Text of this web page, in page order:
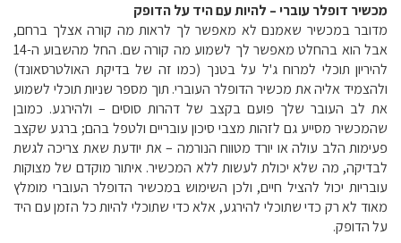
מכשיר דופלר עוברי – להיות עם היד על הדופק
מדובר במכשיר שאמנם לא מאפשר לך לראות מה קורה אצלך ברחם,
אבל הוא בהחלט מאפשר לך לשמוע מה קורה שם. החל מהשבוע ה-14
להיריון תוכלי למרוח ג'ל על בטנך (כמו זה של בדיקת האולטרסאונד)
ולהצמיד אליה את מכשיר הדופלר העוברי. תוך מספר שניות תוכלי לשמוע
את לב העובר שלך פועם בקצב של דהרות סוסים – ולהירגע. כמובן
שהמכשיר מסייע גם לזהות מצבי סיכון עובריים ולטפל בהם; ברגע שקצב
פעימות הלב עולה או יורד מטווח הנורמה – את יודעת שאת צריכה לגשת
לבדיקה, מה שלא יכולת לעשות ללא המכשיר. איתור מוקדם של מצוקות
עובריות יכול להציל חיים, ולכן השימוש במכשיר הדופלר העוברי מומלץ
מאוד לא רק כדי שתוכלי להירגע, אלא כדי שתוכלי להיות כל הזמן עם היד
על הדופק.